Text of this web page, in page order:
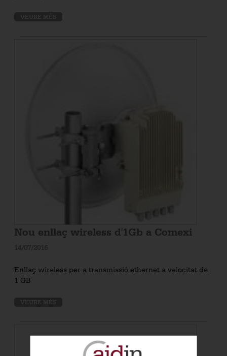
Nou enllaç wireless d'1Gb a Comexi
Enllaç wireless per a transmissió ethernet a velocitat de
1 GB